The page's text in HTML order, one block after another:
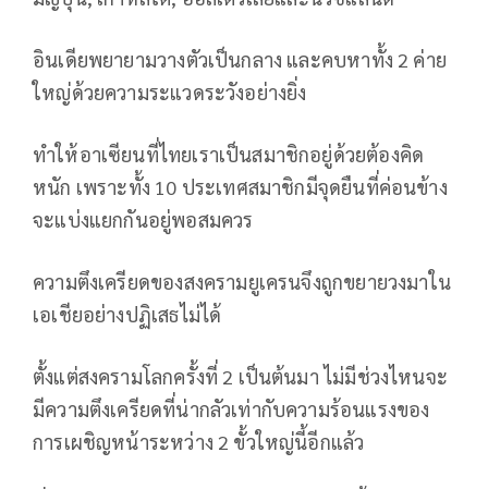
อินเดียพยายามวางตัวเป็นกลาง และคบหาทั้ง 2 ค่าย
ใหญ่ด้วยความระแวดระวังอย่างยิ่ง
ทำให้อาเซียนที่ไทยเราเป็นสมาชิกอยู่ด้วยต้องคิด
หนัก เพราะทั้ง 10 ประเทศสมาชิกมีจุดยืนที่ค่อนข้าง
จะแบ่งแยกกันอยู่พอสมควร
ความตึงเครียดของสงครามยูเครนจึงถูกขยายวงมาใน
เอเชียอย่างปฏิเสธไม่ได้
ตั้งแต่สงครามโลกครั้งที่ 2 เป็นต้นมา ไม่มีช่วงไหนจะ
มีความตึงเครียดที่น่ากลัวเท่ากับความร้อนแรงของ
การเผชิญหน้าระหว่าง 2 ขั้วใหญ่นี้อีกแล้ว